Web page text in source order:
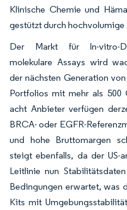
Klinische Chemie und
gestützt durch hochvolumige
Der Markt für In-vitro-
molekulare Assays wird
der nächsten Generation
Portfolios mit mehr als 500
acht Anbieter verfügen
BRCA- oder EGFR-
und hohe Bruttomargen
steigt ebenfalls, da der US-
Leitlinie nun
Bedingungen erwartet, was
Kits mit